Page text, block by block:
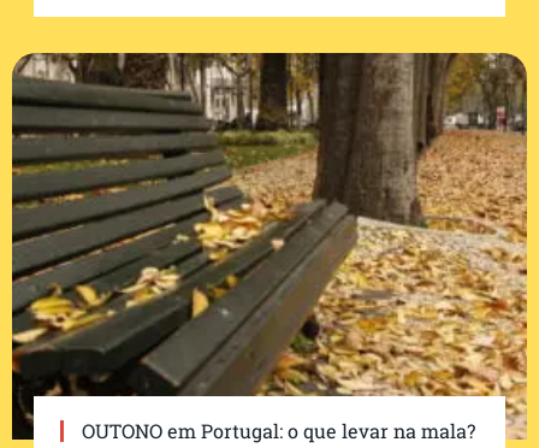
OUTONO em Portugal: o que levar na mala?